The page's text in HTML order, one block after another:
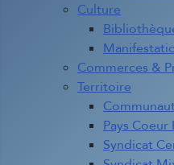
Culture
Commerces &
Territoire
Pays
Syndicat